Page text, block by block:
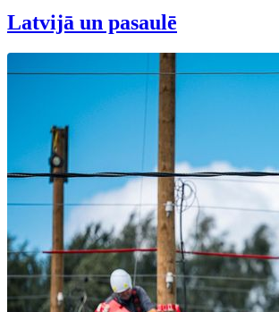
Latvijā un pasaulē